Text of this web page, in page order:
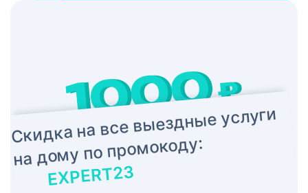
Скидка на все выездные услуги
на дому по промокоду:
EXPERT23